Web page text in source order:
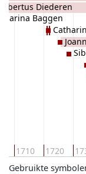
1710 1720
Diederen
Baggen
Gebruikte